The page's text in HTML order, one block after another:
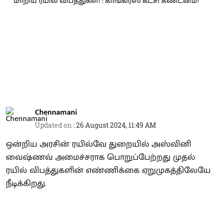
Chennamani
Updated on :26 August 2024, 11:49 AM
ஒன்றிய அரசின் ரயில்வே துறையில் அஸ்வினி
வைஷ்ணவ் அமைச்சராக பொறுப்பேற்றது முதல்
ரயில் விபத்துகளின் எண்ணிக்கை ஏறுமுகத்திலேயே
நீடிக்கிறது.